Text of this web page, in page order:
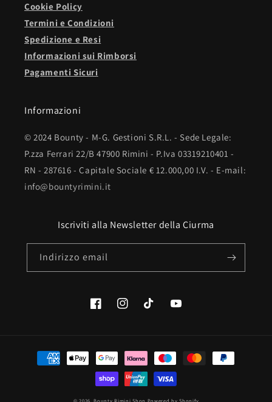
Cookie Policy
Termini e Condizioni
Spedizione e Resi
Informazioni sui Rimborsi
Pagamenti Sicuri
Informazioni
© 2024 Bounty - M-G. Gestioni S.R.L. - Sede Legale:
P.zza Ferrari 22/B 47900 Rimini - P.Iva 03319210401 -
RN - 287616 - Capitale Sociale € 12.000,00 I.V. - E-mail:
info@bountyrimini.it
Iscriviti alla Newsletter della Ciurma
Indirizzo email
FacebookInstagramTikTok YouTube
Metodi
© 2026,Bounty Rimini Shop Powered by Shopify